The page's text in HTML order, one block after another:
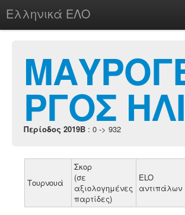
Ελληνικά ΕΛΟ
chesstu.be @ discord
LoginΡΓΟΣ
Περίοδος 2019B : 0 -> 932
Τουρνουά
Σκορ
(σε
αξιολογημένες
παρτίδες)
ELO
αντιπάλων